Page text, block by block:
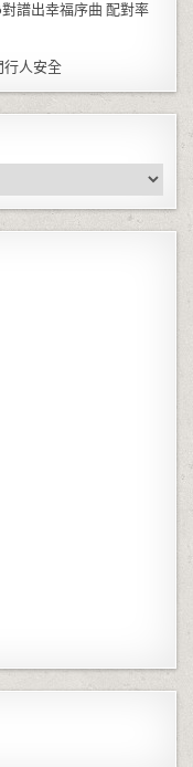
譜出幸福序曲 配對率
行人安全